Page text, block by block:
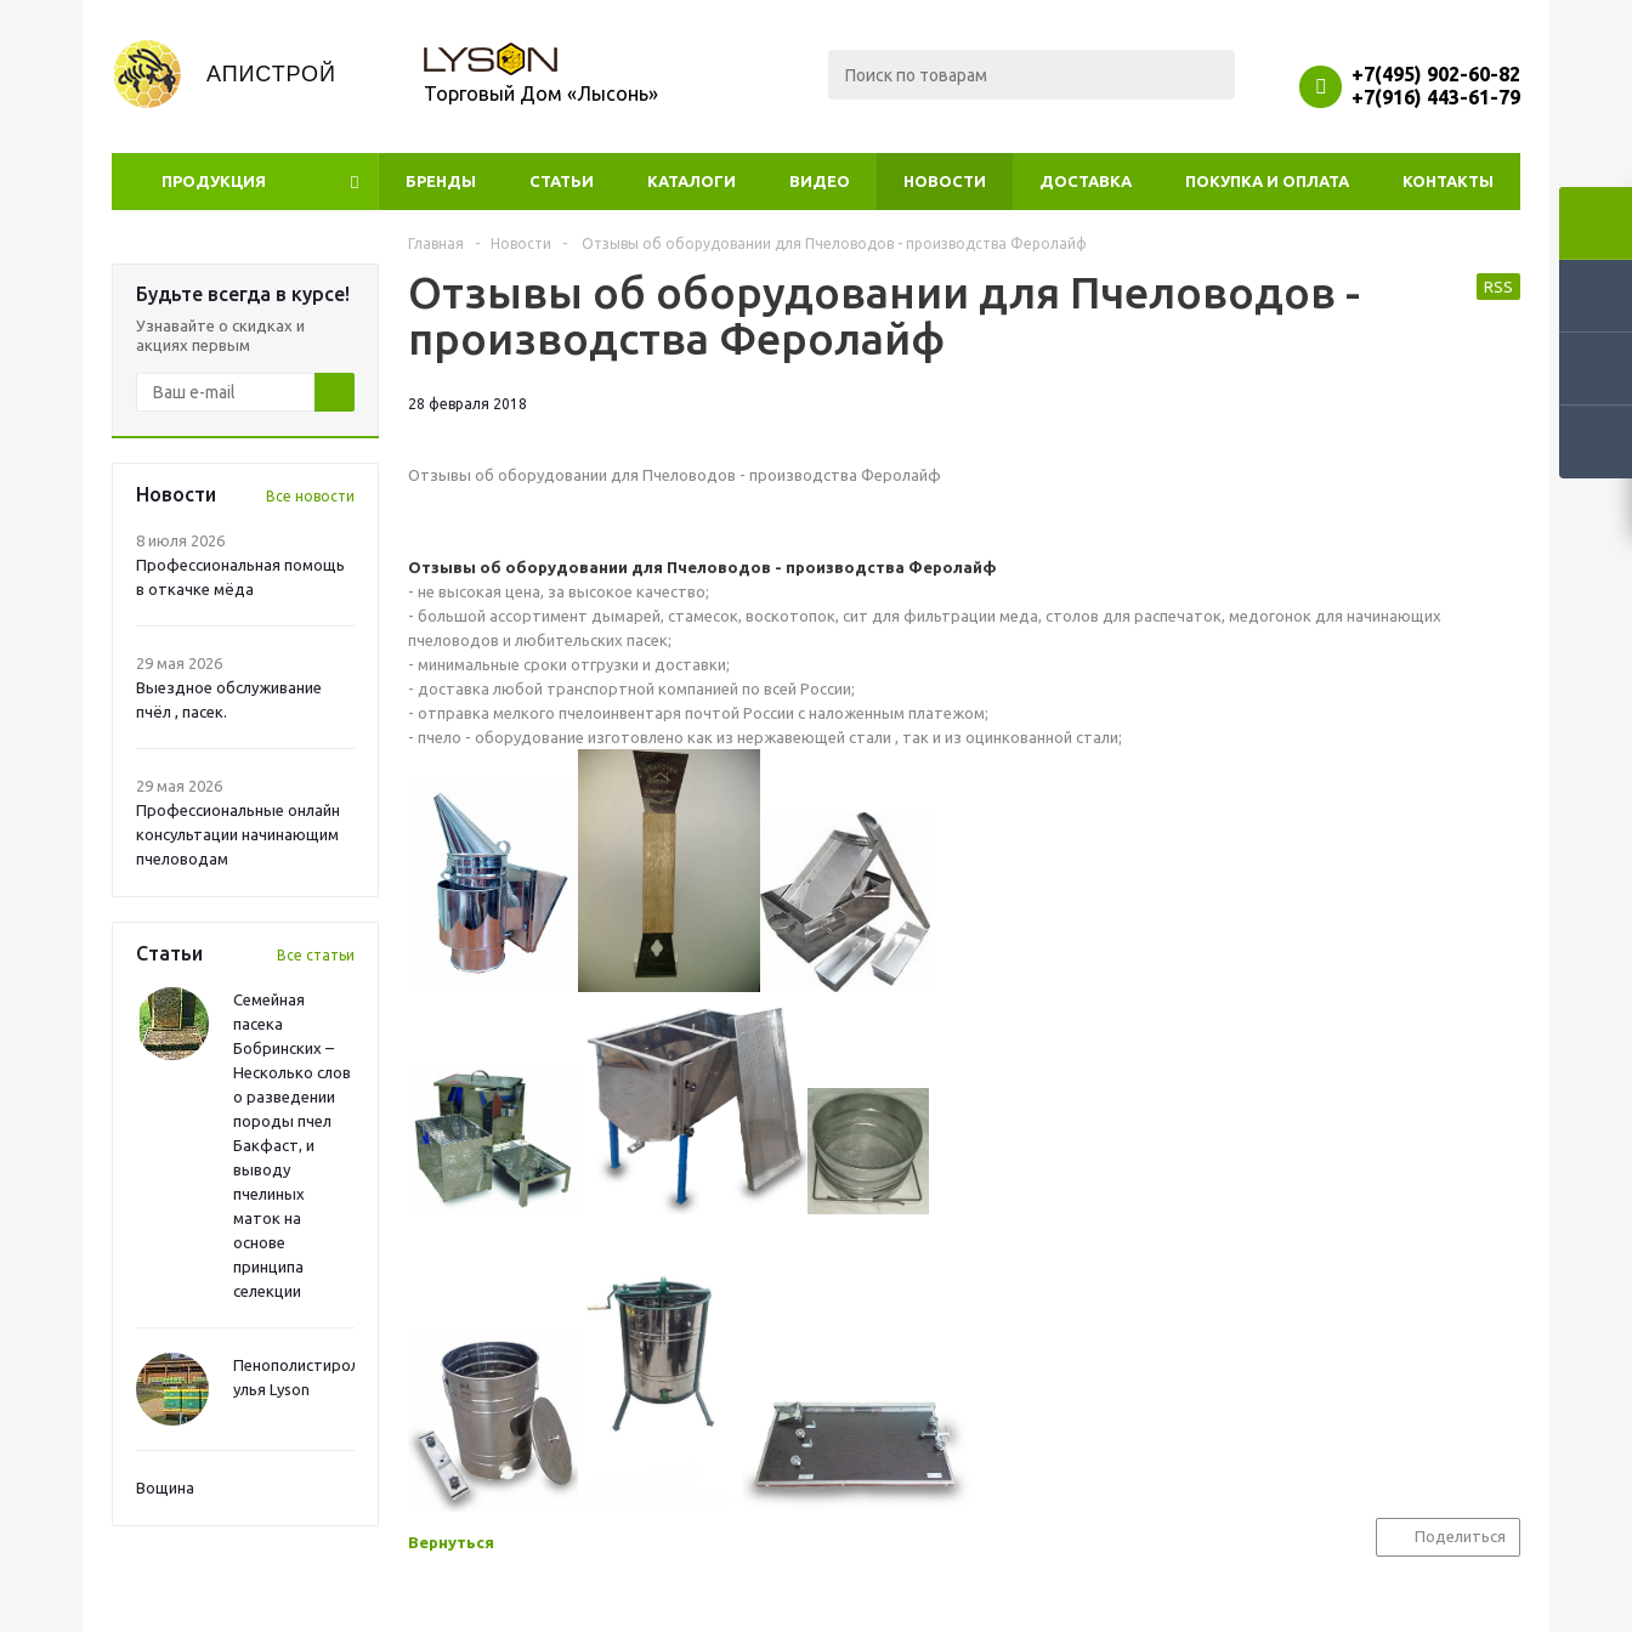
Торговый Дом «Лысонь»
+7(495) 902-60-82
+7(916) 443-61-79
ПРОДУКЦИЯ УЦЕНКА
БРЕНДЫ СТАТЬИ КАТАЛОГИ ВИДЕО НОВОСТИ ДОСТАВКА ПОКУПКА И ОПЛАТА КОНТАКТЫ
Будьте всегда в курсе!
Узнавайте о скидках и
акциях первым
Новости Все новости
8 июля 2026
Профессиональная помощь
в откачке мёда
29 мая 2026
Выездное обслуживание
пчёл , пасек.
29 мая 2026
Профессиональные онлайн
консультации начинающим
пчеловодам
Статьи Все статьи
Семейная
пасека
Бобринских –
Несколько слов
о разведении
породы пчел
Бакфаст, и
выводу
пчелиных
маток на
основе
принципа
селекции
Пенополистиролные
улья Lyson
Вощина
Главная - Новости - Отзывы об оборудовании для Пчеловодов - производства Феролайф
Отзывы об оборудовании для Пчеловодов -
производства Феролайф
RSS
28 февраля 2018
Отзывы об оборудовании для Пчеловодов - производства Феролайф
Отзывы об оборудовании для Пчеловодов - производства Феролайф
- не высокая цена, за высокое качество;
- большой ассортимент дымарей, стамесок, воскотопок, сит для фильтрации меда, столов для распечаток, медогонок для начинающих
пчеловодов и любительских пасек;
- минимальные сроки отгрузки и доставки;
- доставка любой транспортной компанией по всей России;
- отправка мелкого пчелоинвентаря почтой России с наложенным платежом;
- пчело - оборудование изготовлено как из нержавеющей стали , так и из оцинкованной стали;
Вернуться Поделиться